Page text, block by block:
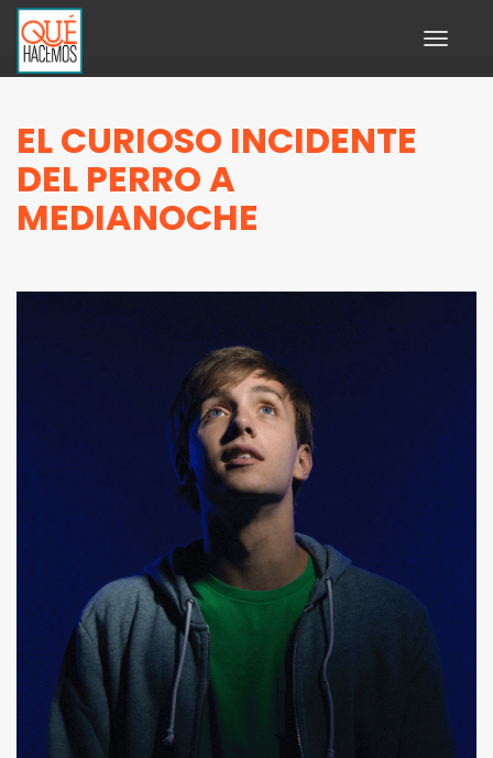
Toggle
EL CURIOSO INCIDENTE
DEL PERRO A
MEDIANOCHE